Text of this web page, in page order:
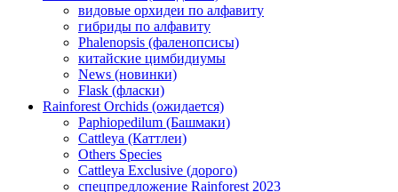
видовые орхидеи по алфавиту
гибриды по алфавиту
Phalenopsis (фаленопсисы)
китайские цимбидиумы
News (новинки)
Flask (фласки)
Rainforest Orchids (ожидается)
Paphiopedilum (Башмаки)
Cattleya (Каттлеи)
Others Species
Cattleya Exclusive (дорого)
спецпредложение Rainforest 2023